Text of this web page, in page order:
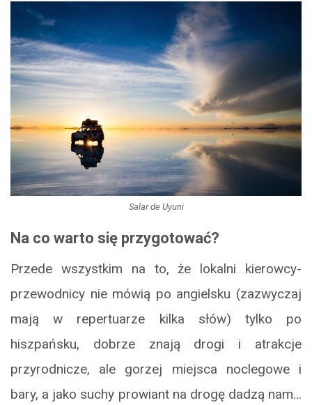
Salar de Uyuni
Na co warto się przygotować?
Przede wszystkim na to, że lokalni kierowcy-
przewodnicy nie mówią po angielsku (zazwyczaj
mają w repertuarze kilka słów) tylko po
hiszpańsku, dobrze znają drogi i atrakcje
przyrodnicze, ale gorzej miejsca noclegowe i
bary, a jako suchy prowiant na drogę dadzą nam…